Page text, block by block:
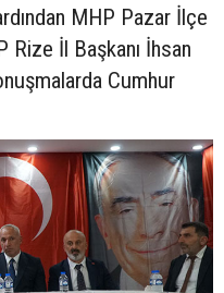
MHP Pazar İlçe
Rize İl Başkanı İhsan
Cumhur